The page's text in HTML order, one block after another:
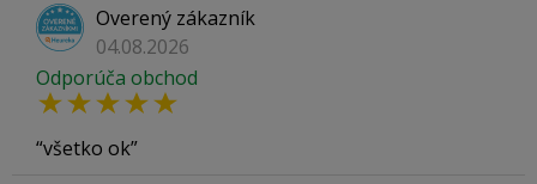
Overený zákazník
04.08.2026
Odporúča obchod
všetko ok